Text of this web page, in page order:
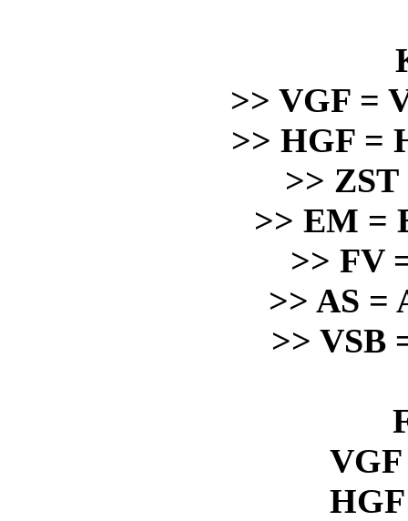
>> VGF =
>> HGF =
>>
>> EM =
>> FV
>> AS =
>> VSB
VGF